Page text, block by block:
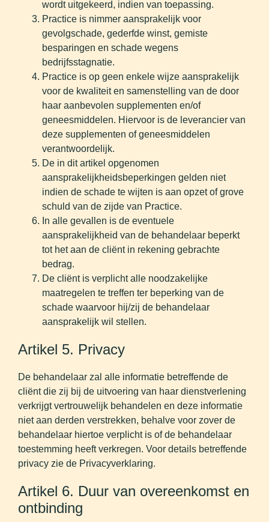
wordt uitgekeerd, indien van toepassing.
Practice is nimmer aansprakelijk voor
gevolgschade, gederfde winst, gemiste
besparingen en schade wegens
bedrijfsstagnatie.
Practice is op geen enkele wijze aansprakelijk
voor de kwaliteit en samenstelling van de door
haar aanbevolen supplementen en/of
geneesmiddelen. Hiervoor is de leverancier van
deze supplementen of geneesmiddelen
verantwoordelijk.
De in dit artikel opgenomen
aansprakelijkheidsbeperkingen gelden niet
indien de schade te wijten is aan opzet of grove
schuld van de zijde van Practice.
In alle gevallen is de eventuele
aansprakelijkheid van de behandelaar beperkt
tot het aan de cliënt in rekening gebrachte
bedrag.
De cliënt is verplicht alle noodzakelijke
maatregelen te treffen ter beperking van de
schade waarvoor hij/zij de behandelaar
aansprakelijk wil stellen.
Artikel 5. Privacy
De behandelaar zal alle informatie betreffende de
cliënt die zij bij de uitvoering van haar dienstverlening
verkrijgt vertrouwelijk behandelen en deze informatie
niet aan derden verstrekken, behalve voor zover de
behandelaar hiertoe verplicht is of de behandelaar
toestemming heeft verkregen. Voor details betreffende
privacy zie de Privacyverklaring.
Artikel 6. Duur van overeenkomst en
ontbinding